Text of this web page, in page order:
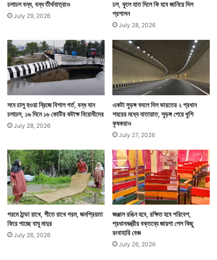
চলাচল বন্ধ, বন্ধ তীর্থযাত্রাও
July 29, 2026
ঢল, ফুলে হাত দিলে কি হবে জানিয়ে দিল
প্রশাসন
July 28, 2026
সবে চালু হওয়া ব্রিজে বিশাল গর্ত, বন্ধ যান
চলাচল, ১৬ দিনে ১৬ কোটির কটাক্ষ বিরোধীদের
July 28, 2026
একটা সুড়ঙ্গ বদলে দিল ভারতের ২ প্রধান
শহরের মধ্যে যাতায়াত, সুড়ঙ্গ পেয়ে খুশি
কৃষকরাও
July 27, 2026
গরমে ঠান্ডা রাখে, শীতে রাখে গরম, জনপ্রিয়তা
ফিরে পাচ্ছে বাঘু মাদুর
July 26, 2026
জঞ্জাল রঙিন হবে, রক্ষিত হবে পরিবেশ,
প্রধানমন্ত্রীর বক্তব্যে জায়গা পেল কিছু
রংবাহারি বেঞ্চ
July 26, 2026